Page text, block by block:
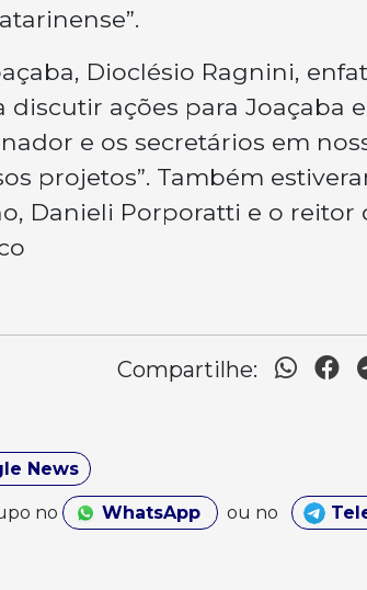
Dioclésio Ragnini,
ações para Joaçaba
e os secretários em
projetos”. Também
Danieli Porporatti e o reitor
Compartilhe:
News
no WhatsApp ou no